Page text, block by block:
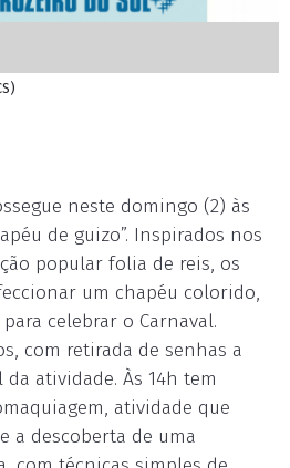
neste domingo (2) às
de guizo”. Inspirados nos
popular folia de reis, os
um chapéu colorido,
celebrar o Carnaval.
com retirada de senhas a
atividade. Às 14h tem
atividade que
a descoberta de uma